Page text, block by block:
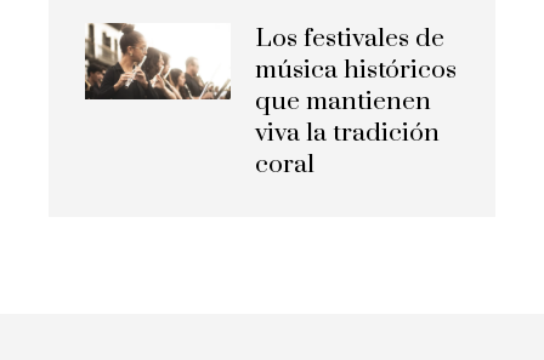
Los festivales de
música históricos
que mantienen
viva la tradición
coral